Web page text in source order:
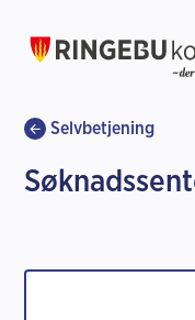
Du er her:
Selvbetjening